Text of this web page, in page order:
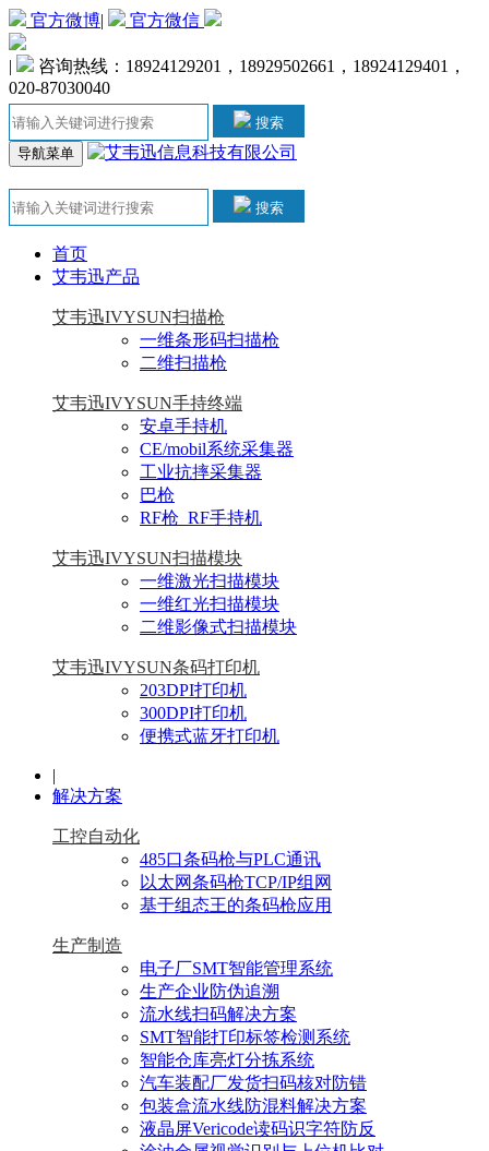
官方微博| 官方微信
|
咨询热线：18924129201，18929502661，18924129401，
020-87030040
搜索
导航菜单
搜索
首页
艾韦迅产品
艾韦迅IVYSUN扫描枪
一维条形码扫描枪
二维扫描枪
艾韦迅IVYSUN手持终端
安卓手持机
CE/mobil系统采集器
工业抗摔采集器
巴枪
RF枪_RF手持机
艾韦迅IVYSUN扫描模块
一维激光扫描模块
一维红光扫描模块
二维影像式扫描模块
艾韦迅IVYSUN条码打印机
203DPI打印机
300DPI打印机
便携式蓝牙打印机
|
解决方案
工控自动化
485口条码枪与PLC通讯
以太网条码枪TCP/IP组网
基于组态王的条码枪应用
生产制造
电子厂SMT智能管理系统
生产企业防伪追溯
流水线扫码解决方案
SMT智能打印标签检测系统
智能仓库亮灯分拣系统
汽车装配厂发货扫码核对防错
包装盒流水线防混料解决方案
液晶屏Vericode读码识字符防反